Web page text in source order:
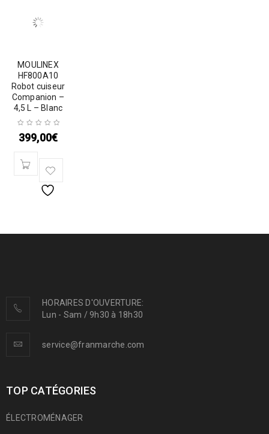
MOULINEX
HF800A10
Robot cuiseur
Companion –
4,5 L – Blanc
399,00€
HORAIRES D'OUVERTURE:
Lun - Sam / 9h30 à 18h30
service@franmarche.com
TOP CATÉGORIES
ÉLECTROMÉNAGER